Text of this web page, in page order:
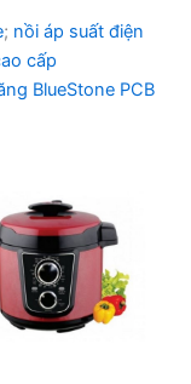
; nồi áp suất điện
cấp
BlueStone PCB